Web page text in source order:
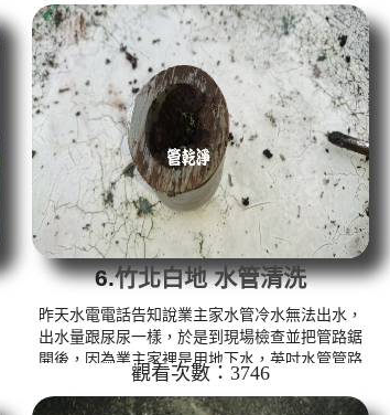
程，水管冒出金光閃閃的小金塊，水桶裡滿是金
塊，如下圖，客戶下了一大跳，讓我以為我們發
了(.......)，熱水管路多次堵塞，本公司使用特別
清洗水管工法 ， 水管清洗 約二小時，終於讓熱水
水管出水正常。 清洗水管 水管清洗 洗水管 熱水
管堵塞 熱水忽冷忽熱 ...
6.竹北白地 水管清洗
昨天水電電話告知說業主家水管冷水無法出水，
出水量跟尿尿一樣，於是到現場檢查並把管路鋸
開後，因為業主家裡是用地下水，英吋水管管路
幾乎塞到全滿，管路內都是黑色重金屬沉積物，
於是本公司架起 水管清洗機 ，開始 清洗水管 ，
觀看次數：3746